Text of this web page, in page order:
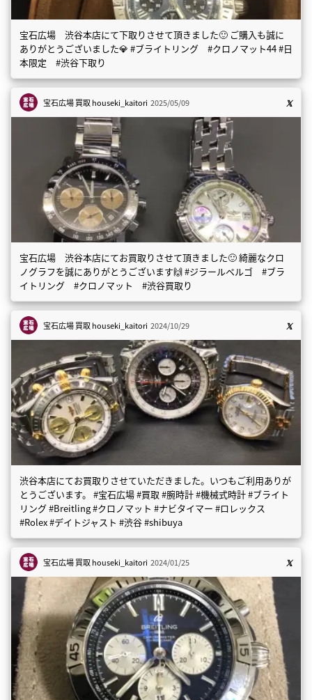
宝石広場 渋谷本店にて下取りさせて頂きました🙂 ご購入も誠に
ありがとうございました💎 #ブライトリング #クロノマット44 #日
本限定 #渋谷下取り
宝石広場 買取houseki_kaitori 2025/05/09
宝石広場 渋谷本店にてお買取りさせて頂きました🙂 綺麗なクロ
ノグラフを誠にありがとうございます🙌 #ジラールペルゴ #ブラ
イトリング #クロノマット #渋谷買取り
宝石広場 買取houseki_kaitori 2024/10/29
渋谷本店にてお買取りさせていただきました。いつもご利用ありが
とうございます。 #宝石広場 #買取 #腕時計 #機械式時計 #ブライト
リング #Breitling #クロノマット #ナビタイマー #ロレックス
#Rolex #デイトジャスト #渋谷 #shibuya
宝石広場 買取houseki_kaitori 2024/01/25